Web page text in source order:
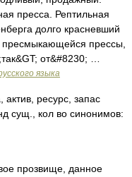
пресса. Рептильная
долго красневший
пресмыкающейся прессы,
от&#8230; …
языка
ресурс, запас
сущ., кол во синонимов:
прозвище, данное